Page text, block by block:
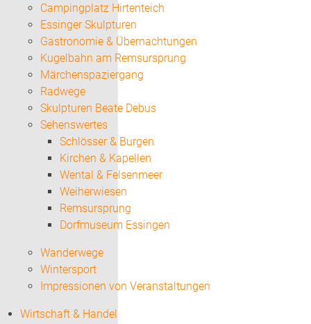
Campingplatz Hirtenteich
Essinger Skulpturen
Gastronomie & Übernachtungen
Kugelbahn am Remsursprung
Märchenspaziergang
Radwege
Skulpturen Beate Debus
Sehenswertes
Schlösser & Burgen
Kirchen & Kapellen
Wental & Felsenmeer
Weiherwiesen
Remsursprung
Dorfmuseum Essingen
Wanderwege
Wintersport
Impressionen von Veranstaltungen
Wirtschaft & Handel